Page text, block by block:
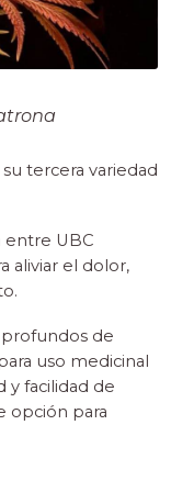
tercera variedad
entre UBC
aliviar el dolor,
de
uso medicinal
y facilidad de
opción para